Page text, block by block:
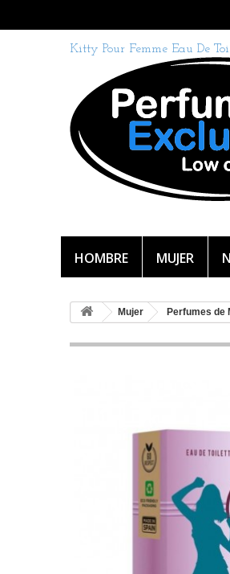
Kitty Pour Femme Eau De
HOMBRE MUJER
Mujer Perfumes de